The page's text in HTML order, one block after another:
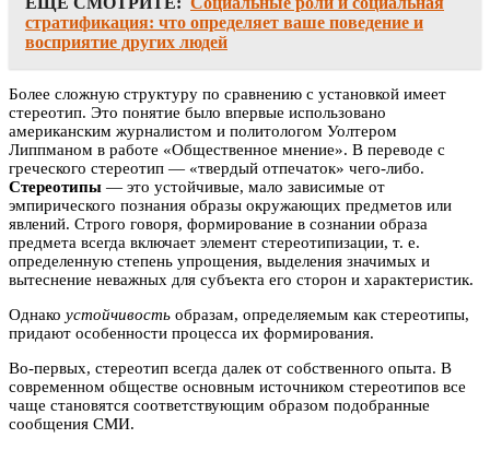
стратификация: что определяет ваше поведение и
восприятие других людей
Более сложную структуру по сравнению с установкой имеет
стереотип. Это понятие было впервые использовано
американским журналистом и политологом Уолтером
Липпманом в работе «Общественное мнение». В переводе с
греческого стереотип — «твердый отпечаток» чего-либо.
Стереотипы — это устойчивые, мало зависимые от
эмпирического познания образы окружающих предметов или
явлений. Строго говоря, формирование в сознании образа
предмета всегда включает элемент стереотипизации, т. е.
определенную степень упрощения, выделения значимых и
вытеснение неважных для субъекта его сторон и характеристик.
Однако устойчивость образам, определяемым как стереотипы,
придают особенности процесса их формирования.
Во-первых, стереотип всегда далек от собственного опыта. В
современном обществе основным источником стереотипов все
чаще становятся соответствующим образом подобранные
сообщения СМИ.